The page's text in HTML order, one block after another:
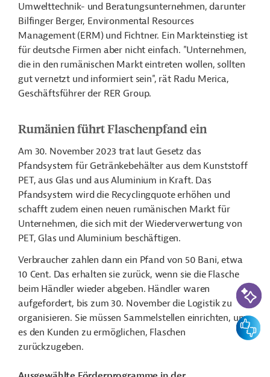
Umwelttechnik- und Beratungsunternehmen, darunter
Bilfinger Berger, Environmental Resources
Management (ERM) und Fichtner. Ein Markteinstieg ist
für deutsche Firmen aber nicht einfach. "Unternehmen,
die in den rumänischen Markt eintreten wollen, sollten
gut vernetzt und informiert sein", rät Radu Merica,
Geschäftsführer der RER Group.
Rumänien führt Flaschenpfand ein
Am 30. November 2023 trat laut Gesetz das
Pfandsystem für Getränkebehälter aus dem Kunststoff
PET, aus Glas und aus Aluminium in Kraft. Das
Pfandsystem wird die Recyclingquote erhöhen und
schafft zudem einen neuen rumänischen Markt für
Unternehmen, die sich mit der Wiederverwertung von
PET, Glas und Aluminium beschäftigen.
Verbraucher zahlen dann ein Pfand von 50 Bani, etwa
10 Cent. Das erhalten sie zurück, wenn sie die Flasche
beim Händler wieder abgeben. Händler waren
aufgefordert, bis zum 30. November die Logistik zu
organisieren. Sie müssen Sammelstellen einrichten, um
es den Kunden zu ermöglichen, Flaschen
zurückzugeben.
KI-